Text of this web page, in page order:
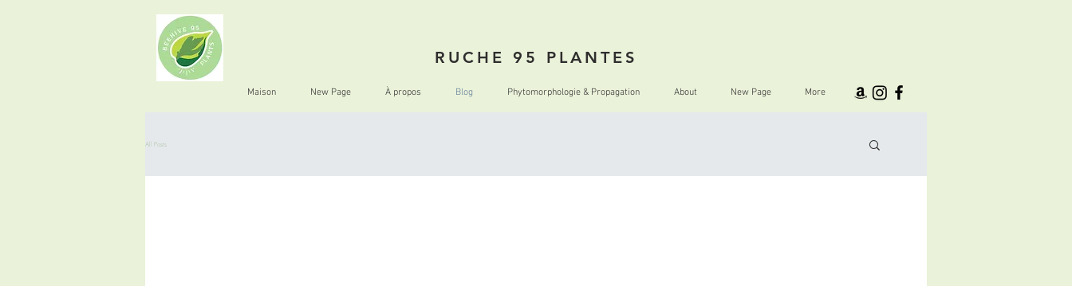
RUCHE 95 PLANTES
Maison New Page À propos Blog Phytomorphologie & Propagation About New Page More
All Posts